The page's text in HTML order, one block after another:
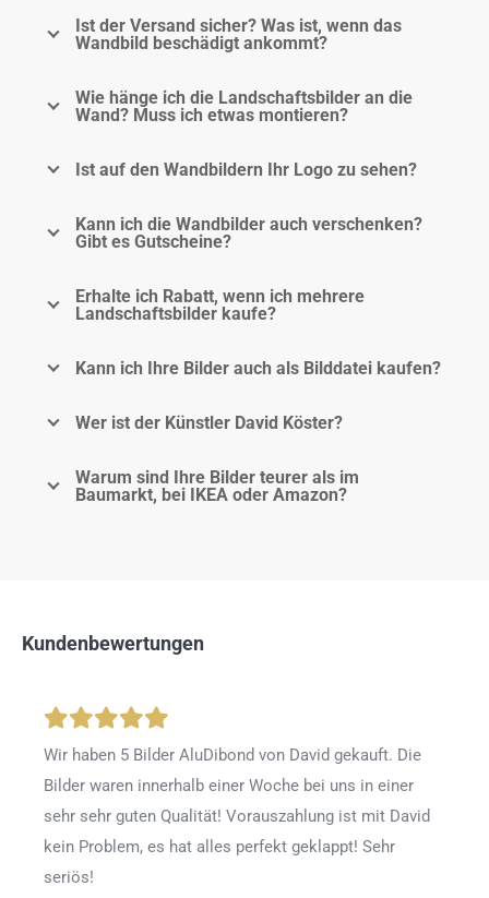
Ist der Versand sicher? Was ist, wenn das
Wandbild beschädigt ankommt?
Wie hänge ich die Landschaftsbilder an die
Wand? Muss ich etwas montieren?
Ist auf den Wandbildern Ihr Logo zu sehen?
Kann ich die Wandbilder auch verschenken?
Gibt es Gutscheine?
Erhalte ich Rabatt, wenn ich mehrere
Landschaftsbilder kaufe?
Kann ich Ihre Bilder auch als Bilddatei kaufen?
Wer ist der Künstler David Köster?
Warum sind Ihre Bilder teurer als im
Baumarkt, bei IKEA oder Amazon?
Kundenbewertungen
Wir haben 5 Bilder AluDibond von David gekauft. Die
Bilder waren innerhalb einer Woche bei uns in einer
sehr sehr guten Qualität! Vorauszahlung ist mit David
kein Problem, es hat alles perfekt geklappt! Sehr
seriös!